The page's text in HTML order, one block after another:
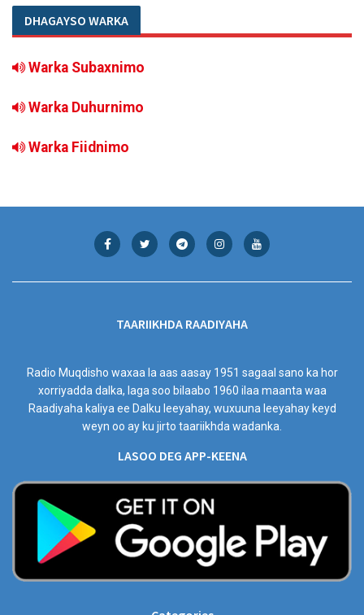
DHAGAYSO WARKA
Warka Subaxnimo
Warka Duhurnimo
Warka Fiidnimo
TAARIIKHDA RAADIYAHA
Radio Muqdisho waxaa la aas aasay 1951 sagaal sano ka hor
xorriyadda dalka, laga soo bilaabo 1960 ilaa maanta waa
Raadiyaha kaliya ee Dalku leeyahay, wuxuuna leeyahay keyd
weyn oo ay ku jirto taariikhda wadanka.
LASOO DEG APP-KEENA